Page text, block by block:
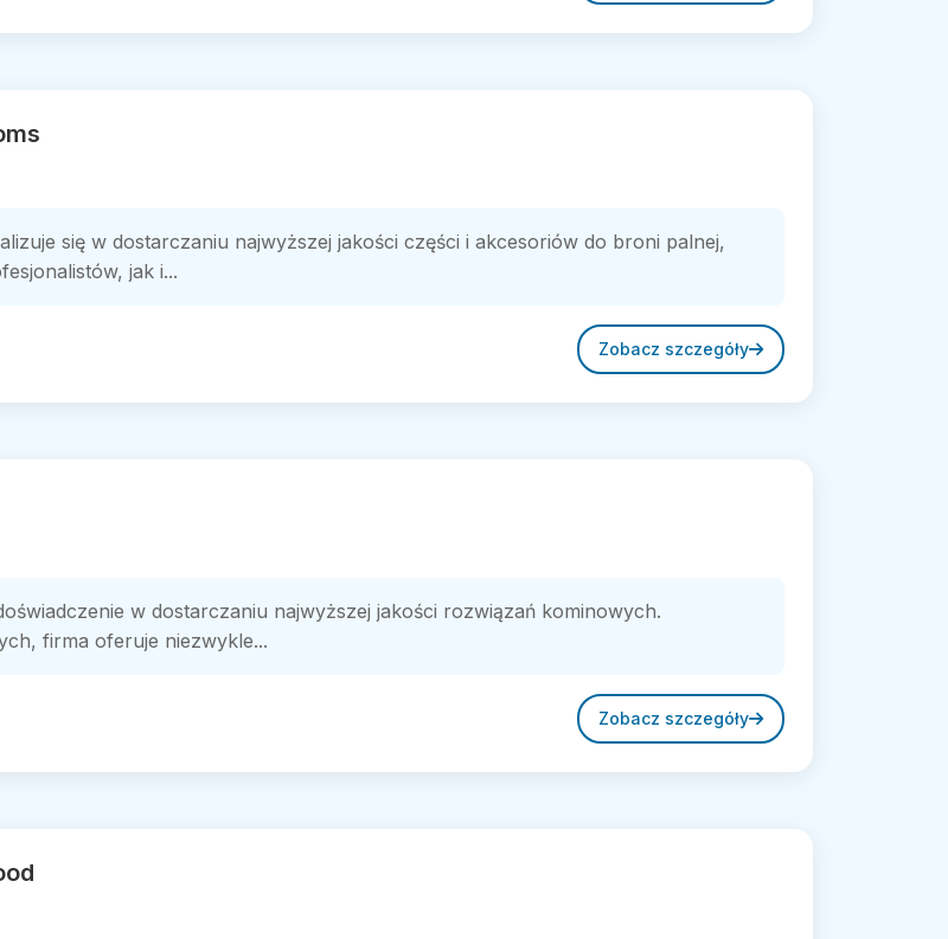
się w dostarczaniu najwyższej jakości części i akcesoriów do broni palnej,
jak i...
Zobacz szczegóły
w dostarczaniu najwyższej jakości rozwiązań kominowych.
firma oferuje niezwykle...
Zobacz szczegóły